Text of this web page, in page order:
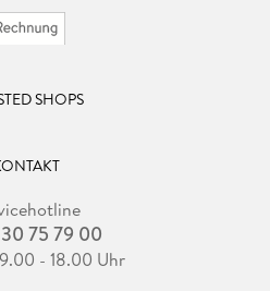
SHOPS
75 79 00
- 18.00 Uhr